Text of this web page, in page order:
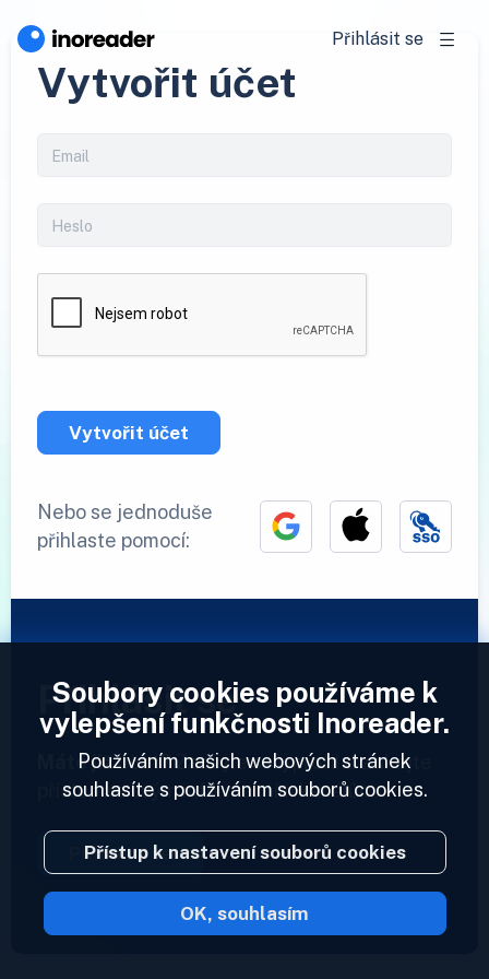
Přihlásit se
Vytvořit účet
Vytvořit účet
Nebo se jednoduše
přihlaste pomocí:
Přihlásit se
Máte již účet?Zadejte svůj profil a získejte
přístup ke svým informačním kanálům.
Přihlásit se
2023 © Inoreader
Soubory cookies používáme k
vylepšení funkčnosti Inoreader.
Používáním našich webových stránek
souhlasíte s používáním souborů cookies.
Přístup k nastavení souborů cookies
OK, souhlasím